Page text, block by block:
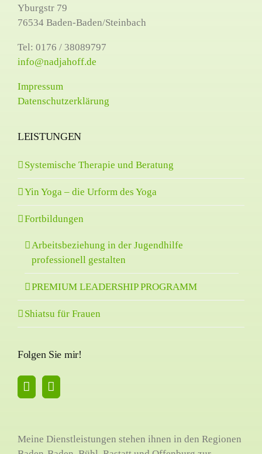
Yburgstr 79
76534 Baden-Baden/Steinbach
Tel: 0176 / 38089797
info@nadjahoff.de
Impressum
Datenschutzerklärung
LEISTUNGEN
Systemische Therapie und Beratung
Yin Yoga – die Urform des Yoga
Fortbildungen
Arbeitsbeziehung in der Jugendhilfe
professionell gestalten
PREMIUM LEADERSHIP PROGRAMM
Shiatsu für Frauen
Folgen Sie mir!
Meine Dienstleistungen stehen ihnen in den Regionen